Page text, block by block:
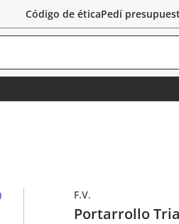
Código de éticaPedí
F.V.
Portarrollo